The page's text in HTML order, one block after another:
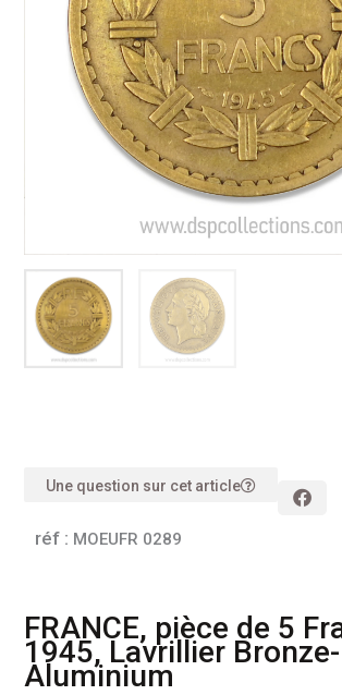
Une question sur cet article
réf : MOEUFR 0289
FRANCE, pièce de 5
1945, Lavrillier Bronze-
Aluminium